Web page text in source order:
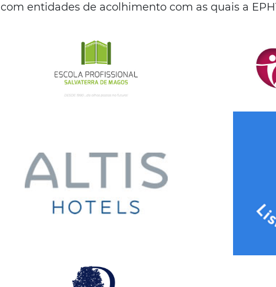
com entidades de acolhimento com as quais a